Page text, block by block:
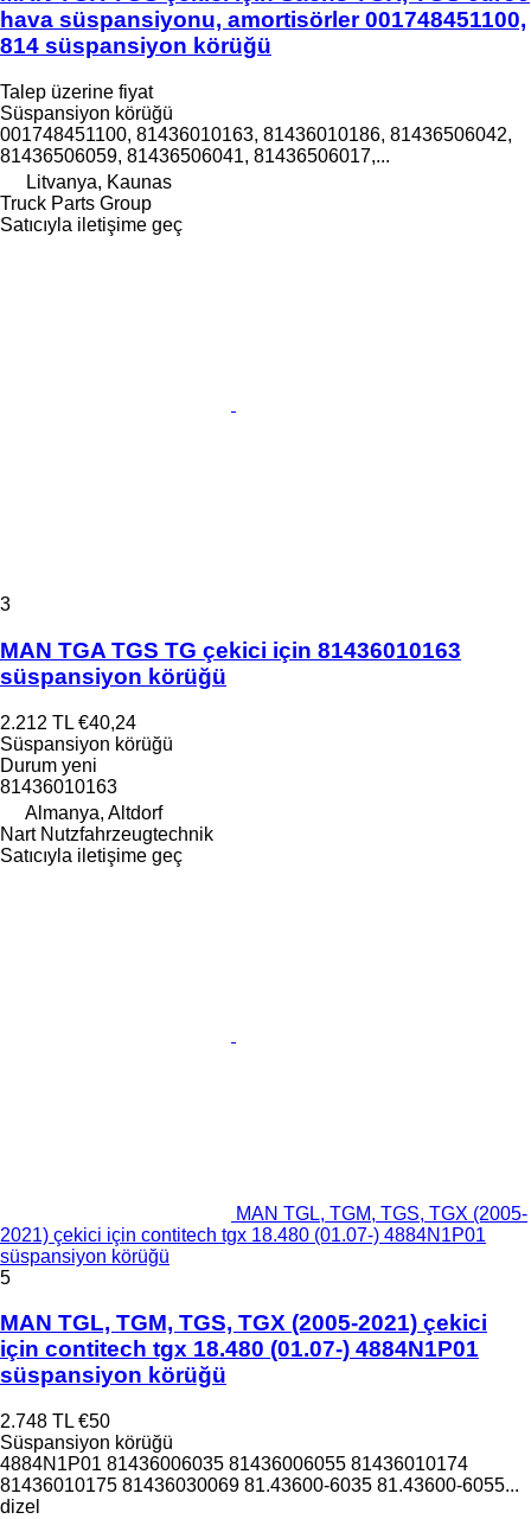
hava süspansiyonu, amortisörler 001748451100,
814 süspansiyon körüğü
Talep üzerine fiyat
Süspansiyon körüğü
001748451100, 81436010163, 81436010186, 81436506042,
81436506059, 81436506041, 81436506017,...
Litvanya, Kaunas
Truck Parts Group
Satıcıyla iletişime geç
3
MAN TGA TGS TG çekici için 81436010163
süspansiyon körüğü
2.212 TL €40,24
Süspansiyon körüğü
Durum yeni
81436010163
Almanya, Altdorf
Nart Nutzfahrzeugtechnik
Satıcıyla iletişime geç
MAN TGL, TGM, TGS, TGX (2005-
2021) çekici için contitech tgx 18.480 (01.07-) 4884N1P01
süspansiyon körüğü
5
MAN TGL, TGM, TGS, TGX (2005-2021) çekici
için contitech tgx 18.480 (01.07-) 4884N1P01
süspansiyon körüğü
2.748 TL €50
Süspansiyon körüğü
4884N1P01 81436006035 81436006055 81436010174
81436010175 81436030069 81.43600-6035 81.43600-6055...
dizel